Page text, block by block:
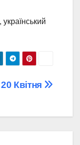
20 Квітня